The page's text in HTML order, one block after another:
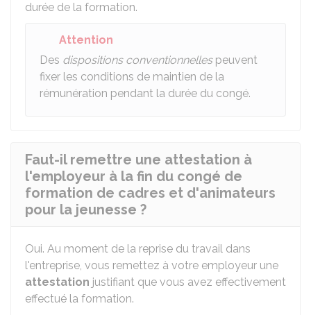
durée de la formation.
Attention
Des dispositions conventionnellespeuvent
fixer les conditions de maintien de la
rémunération pendant la durée du congé.
Faut-il remettre une attestation à
l'employeur à la fin du congé de
formation de cadres et d'animateurs
pour la jeunesse ?
Oui. Au moment de la reprise du travail dans
l'entreprise, vous remettez à votre employeur une
attestation justifiant que vous avez effectivement
effectué la formation.